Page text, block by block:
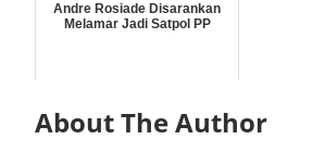
Andre Rosiade Disarankan
Melamar Jadi Satpol PP
About The Author